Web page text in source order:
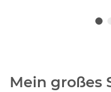
Mein großes